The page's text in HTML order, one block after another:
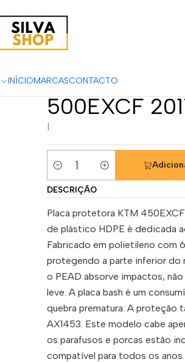
INÍCIOMARCASCONTACTO
4T KTM
500EXCF
Quantidade
DESCRIÇÃO
Placa protetora KTM
de plástico HDPE é dedicada
Fabricado em polietileno com
protegendo a parte inferior do
o PEAD absorve impactos,
leve. A placa bash é um
quebra prematura. A proteção
AX1453. Este modelo cabe
os parafusos e porcas estão
compatível para todos os anos.